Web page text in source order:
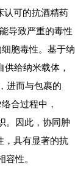
认可的抗酒精药
导致严重的毒性
胞毒性。基于纳
给纳米载体，
进而与包裹的
合过程中，
。因此，协同肿
，具有显著的抗
性。